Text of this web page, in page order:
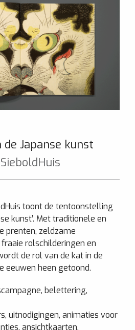
de Japanse kunst
toont de tentoonstelling
kunst’. Met traditionele en
prenten, zeldzame
rolschilderingen en
de rol van de kat in de
eeuwen heen getoond.
belettering,
uitnodigingen, animaties voor
ansichtkaarten,